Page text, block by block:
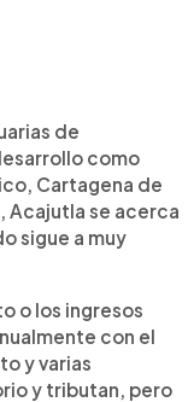
de
como
Cartagena de
Acajutla se acerca
sigue a muy
o los ingresos
con el
y varias
y tributan, pero